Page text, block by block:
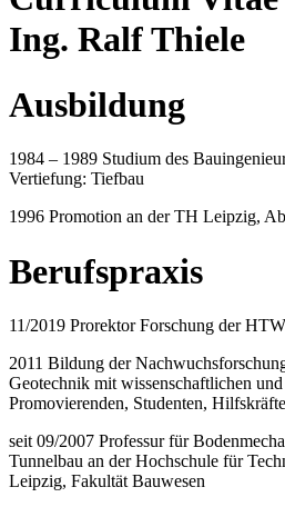
Ing. Ralf Thiele
Ausbildung
1984 – 1989 Studium des
Vertiefung: Tiefbau
1996 Promotion an der TH Leipzig,
Berufspraxis
11/2019 Prorektor Forschung der
2011 Bildung der
Geotechnik mit wissenschaftlichen
Promovierenden, Studenten,
seit 09/2007 Professur für
Tunnelbau an der Hochschule für
Leipzig, Fakultät Bauwesen